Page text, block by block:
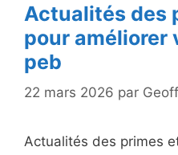
Actualités des
pour
peb
22 mars 2026 par
Actualités des primes